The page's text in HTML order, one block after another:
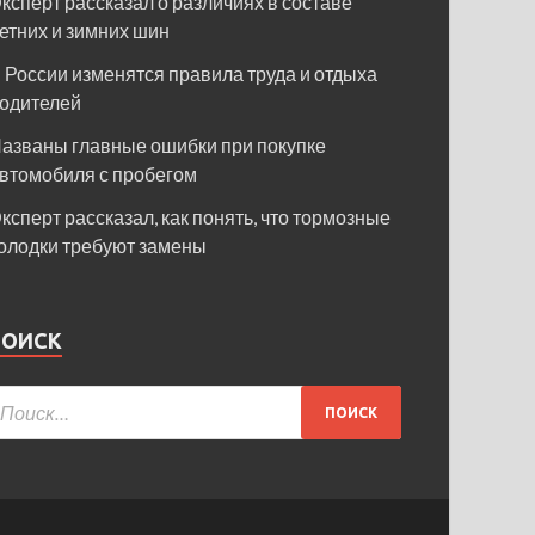
и зимних шин
России изменятся правила труда и отдыха
главные ошибки при покупке
с пробегом
рассказал, как понять, что тормозные
требуют замены